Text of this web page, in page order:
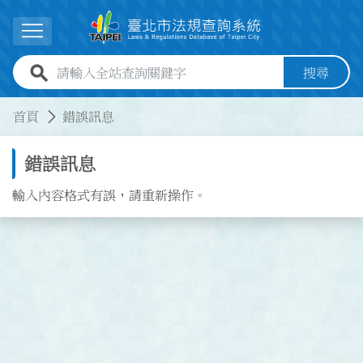
展開選單
全站查詢關鍵字欄位 搜尋
首頁 錯誤訊息
錯誤訊息
輸入內容格式有誤，請重新操作。